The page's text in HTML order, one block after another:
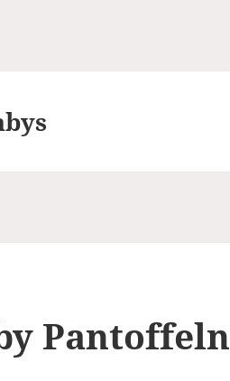
Pantoffeln